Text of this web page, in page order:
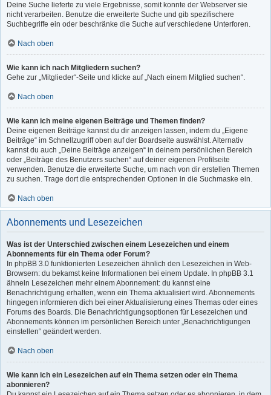
Deine Suche lieferte zu viele Ergebnisse, somit konnte der Webserver sie
nicht verarbeiten. Benutze die erweiterte Suche und gib spezifischere
Suchbegriffe ein oder beschränke die Suche auf verschiedene Unterforen.
Nach oben
Wie kann ich nach Mitgliedern suchen?
Gehe zur „Mitglieder“-Seite und klicke auf „Nach einem Mitglied suchen“.
Nach oben
Wie kann ich meine eigenen Beiträge und Themen finden?
Deine eigenen Beiträge kannst du dir anzeigen lassen, indem du „Eigene
Beiträge“ im Schnellzugriff oben auf der Boardseite auswählst. Alternativ
kannst du auch „Deine Beiträge anzeigen“ in deinem persönlichen Bereich
oder „Beiträge des Benutzers suchen“ auf deiner eigenen Profilseite
verwenden. Benutze die erweiterte Suche, um nach von dir erstellen Themen
zu suchen. Trage dort die entsprechenden Optionen in die Suchmaske ein.
Nach oben
Abonnements und Lesezeichen
Was ist der Unterschied zwischen einem Lesezeichen und einem
Abonnements für ein Thema oder Forum?
In phpBB 3.0 funktionierten Lesezeichen ähnlich den Lesezeichen in Web-
Browsern: du bekamst keine Informationen bei einem Update. In phpBB 3.1
ähneln Lesezeichen mehr einem Abonnement: du kannst eine
Benachrichtigung erhalten, wenn ein Thema aktualisiert wird. Abonnements
hingegen informieren dich bei einer Aktualisierung eines Themas oder eines
Forums des Boards. Die Benachrichtigungsoptionen für Lesezeichen und
Abonnements können im persönlichen Bereich unter „Benachrichtigungen
einstellen“ geändert werden.
Nach oben
Wie kann ich ein Lesezeichen auf ein Thema setzen oder ein Thema
abonnieren?